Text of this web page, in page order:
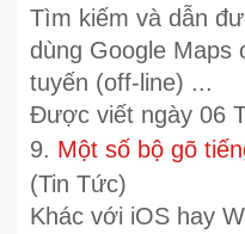
Tìm kiếm và dẫn
dùng Google Maps
tuyến (off-line) ...
Được viết ngày 06
9. Một số bộ gõ
(Tin Tức)
Khác với iOS hay